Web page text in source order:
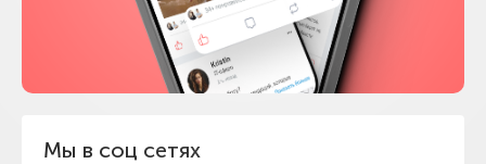
Мы в соц сетях